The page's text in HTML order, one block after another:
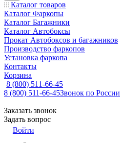
Каталог товаров
Каталог Фаркопы
Каталог Багажники
Каталог Автобоксы
Прокат Автобоксов и багажников
Производство фаркопов
Установка фаркопа
Контакты
Корзина
8 (800) 511-66-45
8 (800) 511-66-45Звонок по России
Заказать звонок
Задать вопрос
Войти